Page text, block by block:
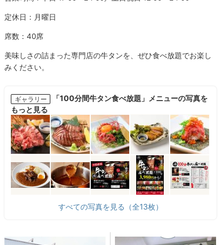
定休日：月曜日
席数：40席
美味しさの詰まった専門店の牛タンを、ぜひ食べ放題でお楽し
みください。
ギャラリー
「100分間牛タン食べ放題」メニューの写真を
もっと見る
すべての写真を見る（全13枚）